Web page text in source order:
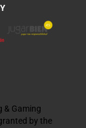
& Gaming
by the